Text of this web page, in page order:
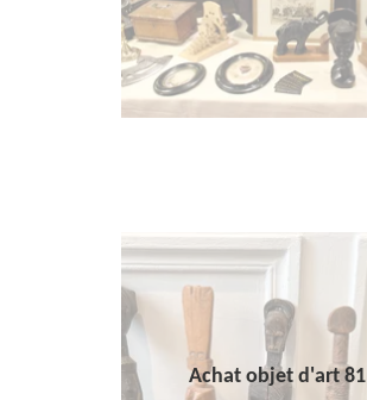
Achat objet d'art 81